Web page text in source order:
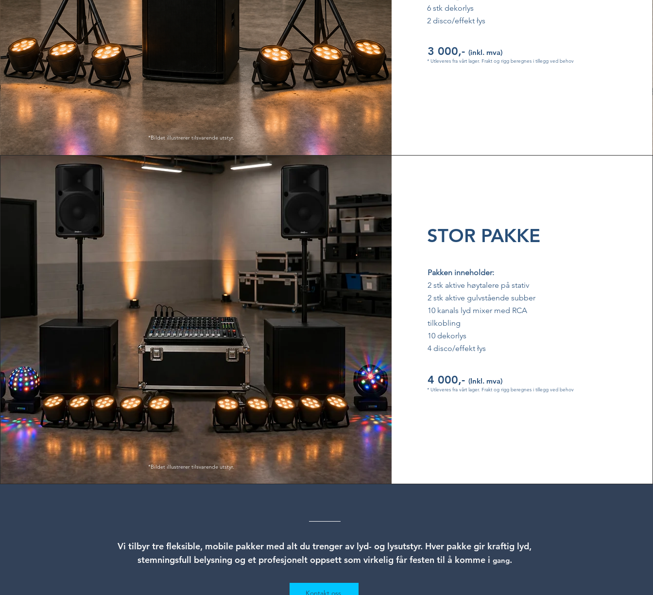
*Bildet illustrerer tilsvarende utstyr.
6 stk dekorlys
2 disco/effekt łys
3 000,- (inkl. mva)
* Utleveres fra vårt lager. Frakt og rigg beregnes i tillegg ved behov
*Bildet illustrerer tilsvarende utstyr.
STOR PAKKE
Pakken inneholder:
2 stk aktive høytalere på stativ
2 stk aktive gulvstående subber
10 kanals lyd mixer med RCA
tilkobling
10 dekorlys
4 disco/effekt łys
4 000,- (Inkl. mva)
* Utleveres fra vårt lager. Frakt og rigg beregnes i tillegg ved behov
Vi tilbyr tre fleksible, mobile pakker med alt du trenger av lyd- og lysutstyr. Hver pakke gir kraftig lyd,
stemningsfull belysning og et profesjonelt oppsett som virkelig får festen til å komme i gang.
Kontakt oss